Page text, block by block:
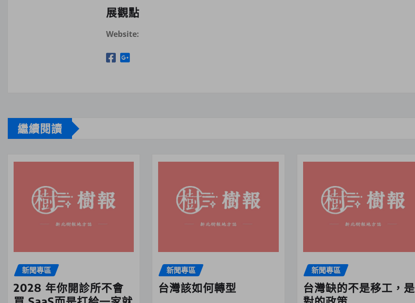
展觀點
Website:
繼續閱讀
新聞專區
2028 年你開診所不會
新聞專區
台灣該如何轉型
新聞專區
台灣缺的不是移工，是